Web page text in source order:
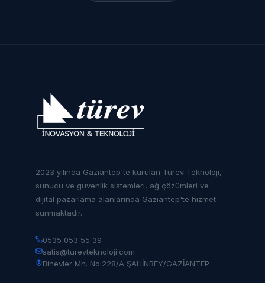
2023 yılında Gaziantep'te kurulan Türev Teknoloji,
sunucu ve güvenlik sistemleri, ağ çözümleri ve
dijital pazarlama alanlarında Gaziantep'te hizmet
sunmaktadır.
0535 053 55 39
satis@turevteknoloji.com
Binevler Mh. No:228/A ŞAHİNBEY/GAZİANTEP